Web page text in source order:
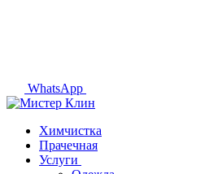
WhatsApp
Химчистка
Прачечная
Услуги